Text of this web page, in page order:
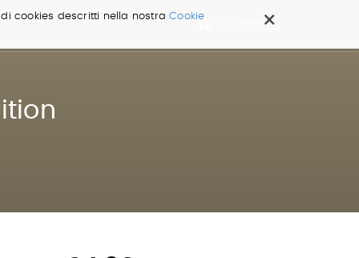
×
di cookies descritti nella nostraCookie
Cerca ...